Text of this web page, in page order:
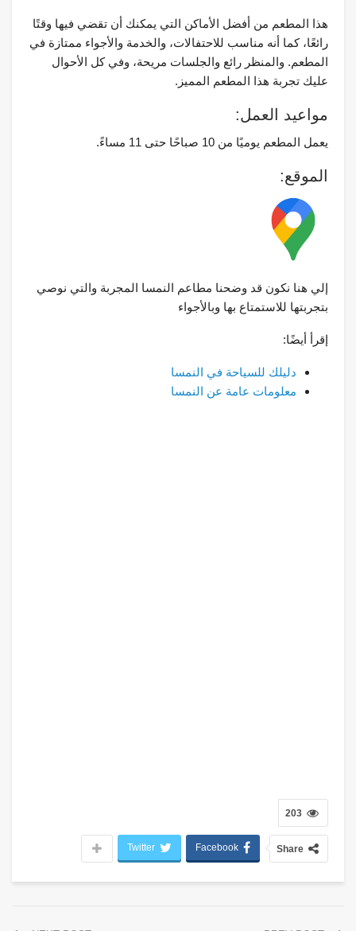
هذا المطعم من أفضل الأماكن التي يمكنك أن تقضي فيها وقتًا
رائعًا، كما أنه مناسب للاحتفالات، والخدمة والأجواء ممتازة في
المطعم. والمنظر رائع والجلسات مريحة، وفي كل الأحوال
عليك تجربة هذا المطعم المميز.
مواعيد العمل:
يعمل المطعم يوميًا من 10 صباحًا حتى 11 مساءً.
الموقع:
إلي هنا نكون قد وضحنا مطاعم النمسا المجربة والتي نوصي
بتجربتها للاستمتاع بها وبالأجواء
إقرأ أيضًا:
دليلك للسياحة في النمسا
معلومات عامة عن النمسا
203
Share
Facebook
Twitter